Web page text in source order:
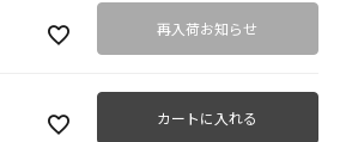
再入荷お知らせ
カートに入れる